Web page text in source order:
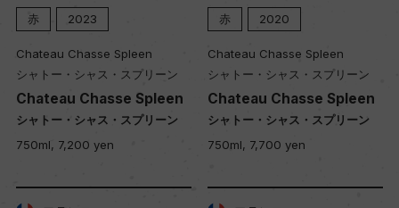
赤 2023
Chateau Chasse Spleen
シャトー・シャス・スプリーン
Chateau Chasse Spleen
シャトー・シャス・スプリーン
750ml, 7,200 yen
赤 2020
Chateau Chasse Spleen
シャトー・シャス・スプリーン
Chateau Chasse Spleen
シャトー・シャス・スプリーン
750ml, 7,700 yen